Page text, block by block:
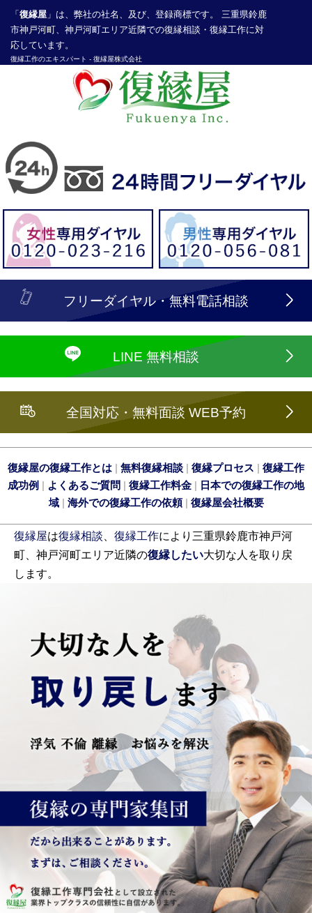
「 復縁屋 」は、弊社の社名、及び、登録商標です。 三重県鈴鹿
市神戸河町、神戸河町エリア近隣での復縁相談・復縁工作に対
応しています。
復縁工作のエキスパート - 復縁屋株式会社
探偵業届出登録番号30210286号
フリーダイヤル・無料電話相談
LINE 無料相談
全国対応・無料面談 WEB予約
復縁屋の復縁工作とは | 無料復縁相談 | 復縁プロセス | 復縁工作
成功例 | よくあるご質問 | 復縁工作料金 | 日本での復縁工作の地
域| 海外での復縁工作の依頼| 復縁屋会社概要
復縁屋は復縁相談 復縁工作により三重県鈴鹿市神戸河
町、神戸河町エリア近隣の復縁したい大切な人を取り戻
します。